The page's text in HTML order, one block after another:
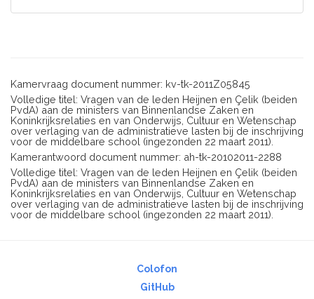
Kamervraag document nummer: kv-tk-2011Z05845
Volledige titel: Vragen van de leden Heijnen en Çelik (beiden
PvdA) aan de ministers van Binnenlandse Zaken en
Koninkrijksrelaties en van Onderwijs, Cultuur en Wetenschap
over verlaging van de administratieve lasten bij de inschrijving
voor de middelbare school (ingezonden 22 maart 2011).
Kamerantwoord document nummer: ah-tk-20102011-2288
Volledige titel: Vragen van de leden Heijnen en Çelik (beiden
PvdA) aan de ministers van Binnenlandse Zaken en
Koninkrijksrelaties en van Onderwijs, Cultuur en Wetenschap
over verlaging van de administratieve lasten bij de inschrijving
voor de middelbare school (ingezonden 22 maart 2011).
Colofon
GitHub